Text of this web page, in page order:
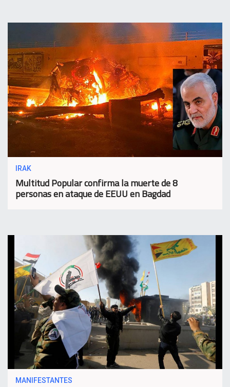
IRAK
Multitud Popular confirma la muerte de 8
personas en ataque de EEUU en Bagdad
MANIFESTANTES